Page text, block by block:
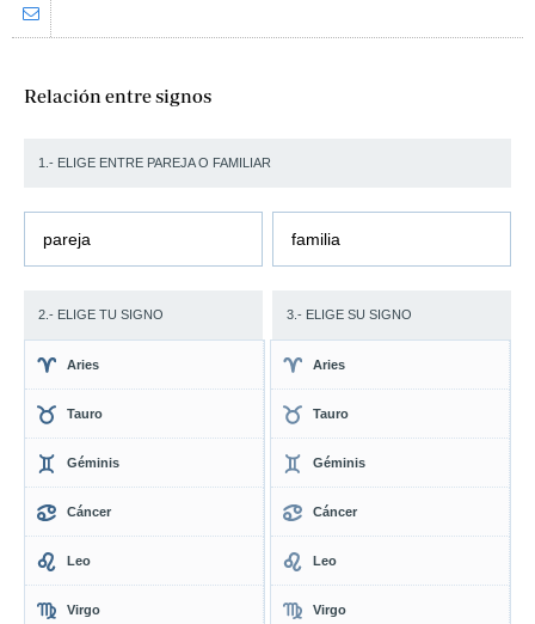
Relación entre signos
1.- ELIGE ENTRE PAREJA O FAMILIAR
pareja familia
2.- ELIGE TU SIGNO 3.- ELIGE SU SIGNO
Aries
Tauro
Géminis
Cáncer
Leo
Virgo
Aries
Tauro
Géminis
Cáncer
Leo
Virgo